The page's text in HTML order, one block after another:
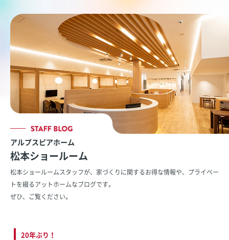
アルプスピアホーム
松本ショールーム
松本ショールームスタッフが、家づくりに関するお得な情報や、 プライベー
トを綴るアットホームなブログです。
ぜひ、ご覧ください。
20年ぶり！